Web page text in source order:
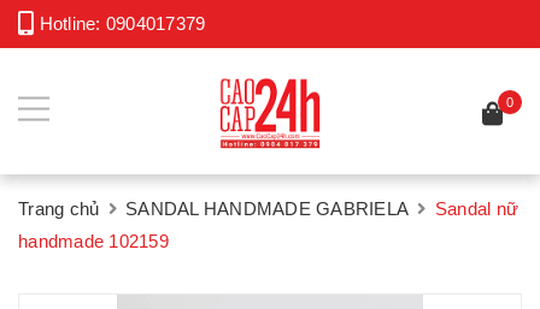
Hotline: 0904017379
0
Trang chủ SANDAL HANDMADE GABRIELA
Sandal nữ
handmade 102159